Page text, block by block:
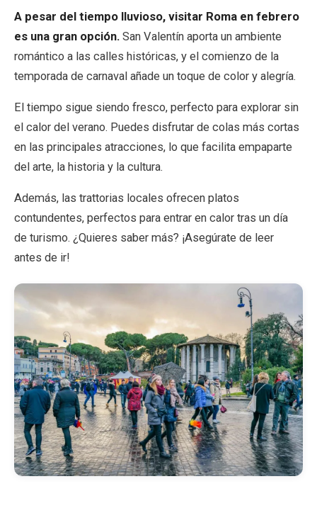
License Plates
Sobre nosotros
EN DE ES FR IT
A pesar del tiempo lluvioso, visitar Roma en febrero
es una gran opción. San Valentín aporta un ambiente
romántico a las calles históricas, y el comienzo de la
temporada de carnaval añade un toque de color y alegría.
El tiempo sigue siendo fresco, perfecto para explorar sin
el calor del verano. Puedes disfrutar de colas más cortas
en las principales atracciones, lo que facilita empaparte
del arte, la historia y la cultura.
Además, las trattorias locales ofrecen platos
contundentes, perfectos para entrar en calor tras un día
de turismo. ¿Quieres saber más? ¡Asegúrate de leer
antes de ir!